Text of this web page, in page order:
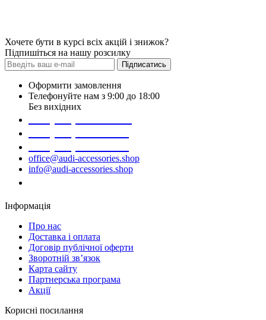
Хочете бути в курсі всіх акцій і знижок?
Підпишіться на нашу розсилку
Підписатись
Оформити замовлення
Телефонуйте нам з 9:00 до 18:00
Без вихідних
office@audi-accessories.shop
info@audi-accessories.shop
Інформація
Про нас
Доставка і оплата
Договір публічної оферти
Зворотній зв’язок
Карта сайту
Партнерська програма
Акції
Корисні посилання